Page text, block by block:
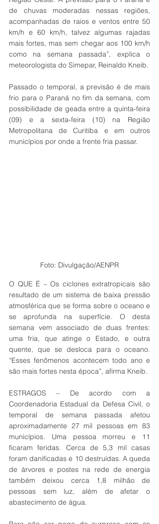
de chuvas moderadas nessas regiões,
acompanhadas de raios e ventos entre 50
km/h e 60 km/h, talvez algumas rajadas
mais fortes, mas sem chegar aos 100 km/h
como na semana passada”, explica o
meteorologista do Simepar, Reinaldo Kneib.
Passado o temporal, a previsão é de mais
frio para o Paraná no fim da semana, com
possibilidade de geada entre a quinta-feira
(09) e a sexta-feira (10) na Região
Metropolitana de Curitiba e em outros
municípios por onde a frente fria passar.
Foto: Divulgação/AENPR
O QUE É – Os ciclones extratropicais são
resultado de um sistema de baixa pressão
atmosférica que se forma sobre o oceano e
se aprofunda na superfície. O desta
semana vem associado de duas frentes:
uma fria, que atinge o Estado, e outra
quente, que se desloca para o oceano.
“Esses fenômenos acontecem todo ano e
são mais fortes nesta época”, afirma Kneib.
ESTRAGOS – De acordo com a
Coordenadoria Estadual da Defesa Civil, o
temporal de semana passada afetou
aproximadamente 27 mil pessoas em 83
municípios. Uma pessoa morreu e 11
ficaram feridas. Cerca de 5,3 mil casas
foram danificadas e 10 destruídas. A queda
de árvores e postes na rede de energia
também deixou cerca 1,8 milhão de
pessoas sem luz, além de afetar o
abastecimento de água.